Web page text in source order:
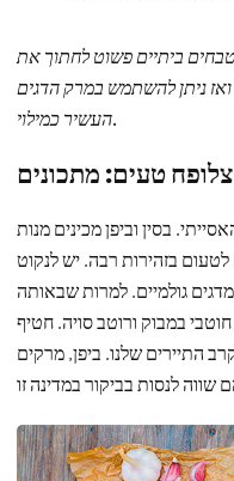
ביתיים פשוט לחתוך את
ניתן להשתמש במרק הדגים
העשיר כמילוי.
טעים: מתכונים
בסין וביפן מכינים מנות
בזהירות רבה. יש לנקוט
גולמיים. למרות שבאותה
במבוק ורוטב סויה. חטיף
התיירים שלנו. ביפן, מרקים